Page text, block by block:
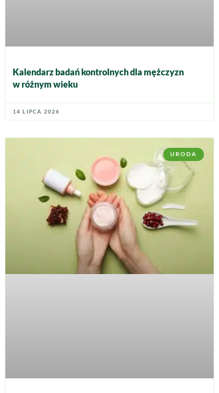
Kalendarz badań kontrolnych dla mężczyzn
w różnym wieku
14 LIPCA 2026
URODA